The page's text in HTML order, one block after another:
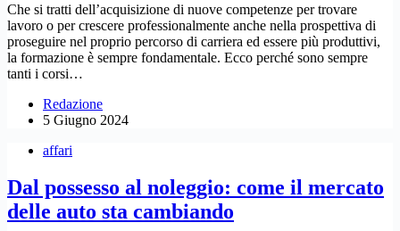
Che si tratti dell’acquisizione di nuove competenze per trovare
lavoro o per crescere professionalmente anche nella prospettiva di
proseguire nel proprio percorso di carriera ed essere più produttivi,
la formazione è sempre fondamentale. Ecco perché sono sempre
tanti i corsi…
Redazione
5 Giugno 2024
affari
Dal possesso al noleggio: come il mercato
delle auto sta cambiando